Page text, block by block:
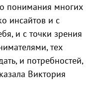
понимания многих
инсайтов и с
и с точки зрения
тех
и потребностей,
Виктория